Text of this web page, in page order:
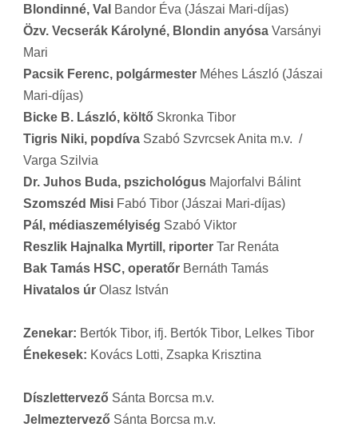
Blondinné, Val Bandor Éva (Jászai Mari-díjas)
Özv. Vecserák Károlyné, Blondin anyósa Varsányi
Mari
Pacsik Ferenc, polgármester Méhes László (Jászai
Mari-díjas)
Bicke B. László, költő Skronka Tibor
Tigris Niki, popdíva Szabó Szvrcsek Anita m.v. /
Varga Szilvia
Dr. Juhos Buda, pszichológus Majorfalvi Bálint
Szomszéd Misi Fabó Tibor (Jászai Mari-díjas)
Pál, médiaszemélyiség Szabó Viktor
Reszlik Hajnalka Myrtill, riporter Tar Renáta
Bak Tamás HSC, operatőr Bernáth Tamás
Hivatalos úr Olasz István
Zenekar: Bertók Tibor, ifj. Bertók Tibor, Lelkes Tibor
Énekesek: Kovács Lotti, Zsapka Krisztina
Díszlettervező Sánta Borcsa m.v.
Jelmeztervező Sánta Borcsa m.v.